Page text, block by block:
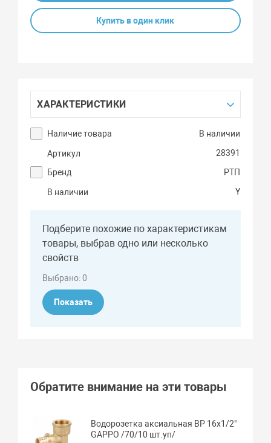
Купить в один клик
ХАРАКТЕРИСТИКИ
Наличие товара В наличии
Артикул
28391
Бренд
РТП
В наличии Y
Подберите похожие по характеристикам
товары, выбрав одно или несколько
свойств
Выбрано:0
Показать
Обратите внимание на эти товары
Водорозетка аксиальная ВР 16х1/2"
GAPPO /70/10 шт.уп/